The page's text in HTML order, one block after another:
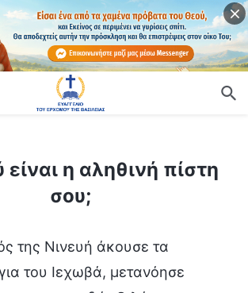
πίστη σου;
η αληθινή πίστη
σου;
της Νινευή άκουσε τα
του Ιεχωβά, μετανόησε